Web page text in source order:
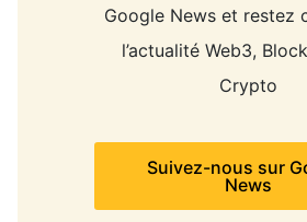
Google News et restez
l’actualité Web3,
Crypto
Suivez-nous sur
News